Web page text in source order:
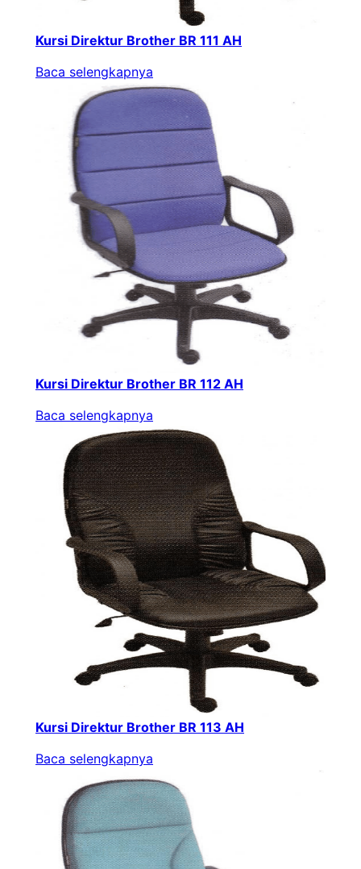
Kursi Direktur Brother BR 111 AH
Baca selengkapnya
Kursi Direktur Brother BR 112 AH
Baca selengkapnya
Kursi Direktur Brother BR 113 AH
Baca selengkapnya